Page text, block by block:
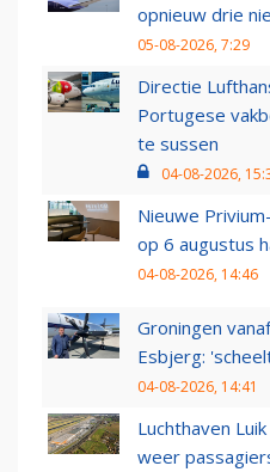
opnieuw drie
05-08-2026, 7:29
Directie
Portugese
te sussen
04-08-2026,
Nieuwe
op 6 augustus
04-08-2026, 14:46
Groningen
Esbjerg:
04-08-2026, 14:41
Luchthaven
weer